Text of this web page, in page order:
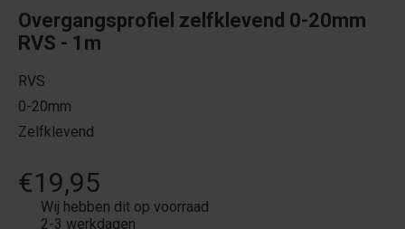
Overgangsprofiel zelfklevend 0-20mm
RVS - 1m
RVS
0-20mm
Zelfklevend
€19,95
Wij hebben dit op voorraad
2-3 werkdagen